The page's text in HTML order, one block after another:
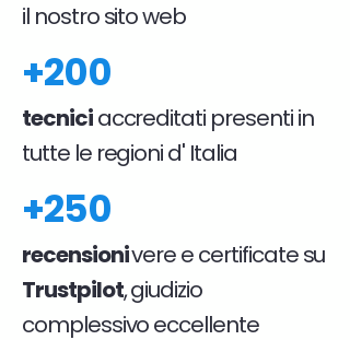
il nostro sito web
+200
tecniciaccreditati presenti in
tutte le regioni d' Italia
+250
recensionivere e certificate su
Trustpilot, giudizio
complessivo eccellente